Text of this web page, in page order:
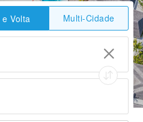
Volta Multi-Cidade